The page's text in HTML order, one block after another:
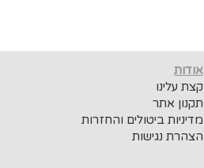
אודות
קצת עלינו
תקנון אתר
מדיניות ביטולים והחזרות
הצהרת נגישות